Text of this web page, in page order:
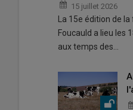
15 juillet 2026
La 15e édition de
Foucauld a lieu les
aux temps des…